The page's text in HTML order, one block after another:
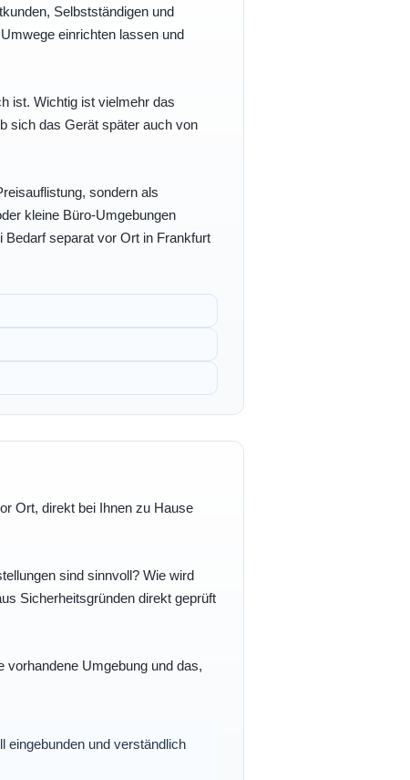
Selbstständigen und
einrichten lassen und
ist. Wichtig ist vielmehr das
sich das Gerät später auch von
sondern als
kleine Büro-Umgebungen
Bedarf separat vor Ort in Frankfurt
Ort, direkt bei Ihnen zu Hause
sind sinnvoll? Wie wird
Sicherheitsgründen direkt geprüft
Umgebung und das,
eingebunden und verständlich